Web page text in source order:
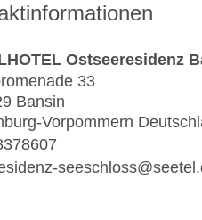
Ostseeresidenz
33
Bansin
Vorpommern